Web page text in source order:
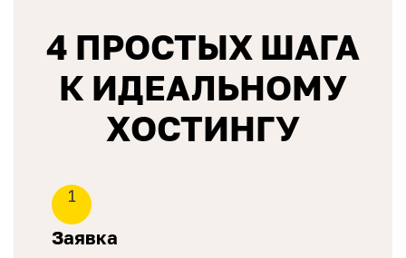
4 ПРОСТЫХ ШАГА
К ИДЕАЛЬНОМУ
ХОСТИНГУ
1
Заявка